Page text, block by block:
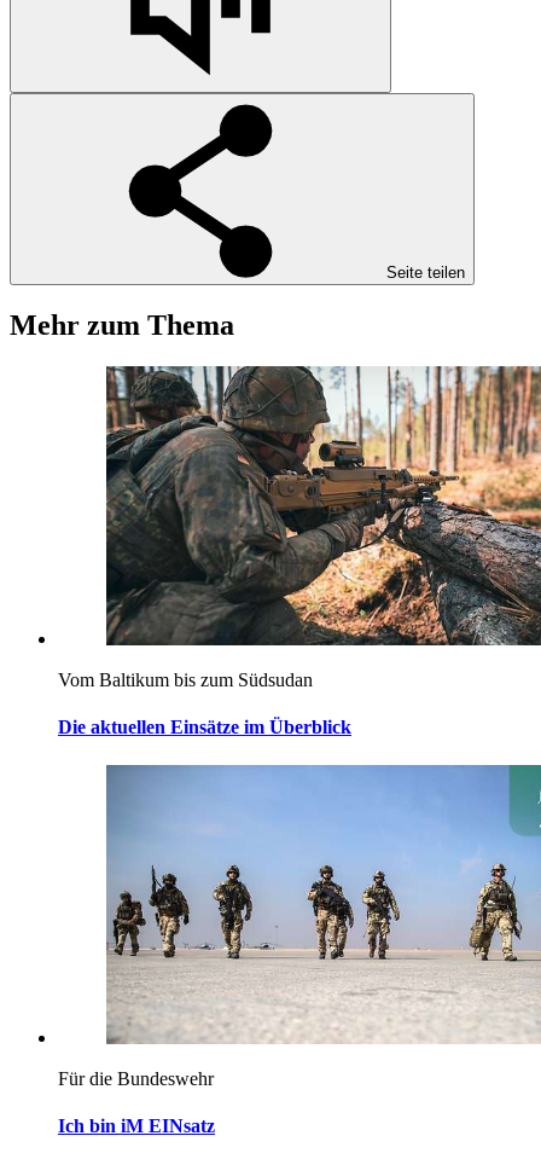
Seite teilen
Mehr zum Thema
Vom Baltikum bis zum Südsudan
Die aktuellen Einsätze im Überblick
Für die Bundeswehr
Ich bin iM EINsatz